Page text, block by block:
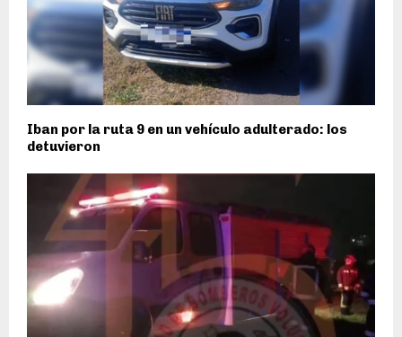
Iban por la ruta 9 en un vehículo adulterado: los
detuvieron